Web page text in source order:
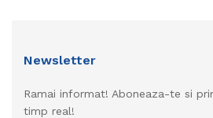
Newsletter
Ramai informat! Aboneaza-te si
timp real!